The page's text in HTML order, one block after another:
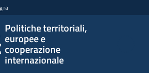
Politiche territoriali,
europee e
cooperazione
internazionale
e